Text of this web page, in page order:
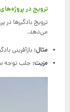
ترویج در
ترویج بادگیرها
می‌دهد.
مثال: بازآفرینی
مزیت: جلب توجه